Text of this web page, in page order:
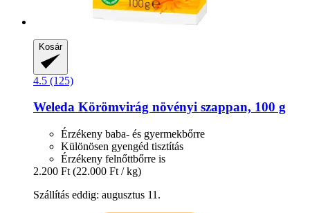
Kosár
4.5 (125)
Weleda Körömvirág növényi szappan, 100 g
Érzékeny baba- és gyermekbőrre
Különösen gyengéd tisztítás
Érzékeny felnőttbőrre is
2.200 Ft (22.000 Ft / kg)
Szállítás eddig: augusztus 11.